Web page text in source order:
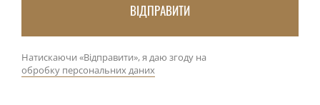
ВІДПРАВИТИ
Натискаючи «Відправити», я даю згоду на
обробку персональних даних